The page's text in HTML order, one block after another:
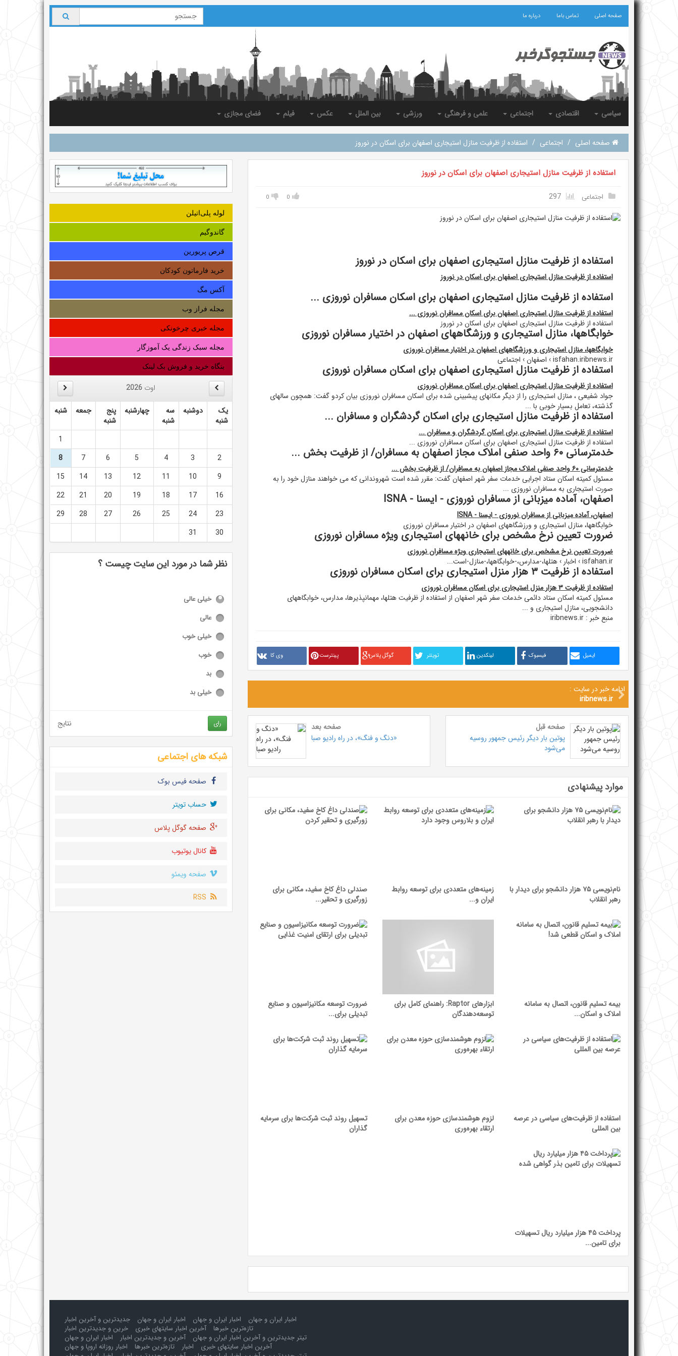
صفحه اصلی تماس باما درباره ما
سیاسی اقتصادی اجتماعی علمی و فرهنگی ورزشی بین الملل عکس فیلم فضای مجازی
صفحه اصلی / اجتماعی / استفاده از ظرفیت منازل استیجاری اصفهان برای اسکان در نوروز
استفاده از ظرفیت منازل استیجاری اصفهان برای اسکان در نوروز
اجتماعی 0
0
استفاده از ظرفیت منازل استیجاری اصفهان برای اسکان در نوروز
استفاده از ظرفیت منازل استیجاری اصفهان برای اسکان در نوروز
استفاده از ظرفیت منازل استیجاری اصفهان برای اسکان مسافران نوروزی ...
استفاده از ظرفیت منازل استیجاری اصفهان برای اسکان مسافران نوروزی ...
استفاده از ظرفیت منازل استیجاری اصفهان برای اسکان در نوروز
خوابگاهها، منازل استیجاری و ورزشگاههای اصفهان در اختیار مسافران نوروزی
خوابگاهها، منازل استیجاری و ورزشگاههای اصفهان در اختیار مسافران نوروزی
isfahan.iribnews.ir › اصفهان › اجتماعی
استفاده از ظرفیت منازل استیجاری اصفهان برای اسکان مسافران نوروزی
استفاده از ظرفیت منازل استیجاری اصفهان برای اسکان مسافران نوروزی
جواد شفیعی ، منازل استیجاری را از دیگر مکانهای پیشبینی شده برای اسکان مسافران نوروزی بیان کردو گفت: همچون سالهای
گذشته، تعامل بسیار خوبی با ...
استفاده از ظرفیت منازل استیجاری برای اسکان گردشگران و مسافران ...
استفاده از ظرفیت منازل استیجاری برای اسکان گردشگران و مسافران ...
استفاده از ظرفیت منازل استیجاری اصفهان برای اسکان مسافران نوروزی ...
خدمترسانی ۶۰ واحد صنفی املاک مجاز اصفهان به مسافران/ از ظرفیت بخش ...
خدمترسانی ۶۰ واحد صنفی املاک مجاز اصفهان به مسافران/ از ظرفیت بخش ...
مسئول کمیته اسکان ستاد اجرایی خدمات سفر شهر اصفهان گفت: مقرر شده است شهروندانی که می خواهند منازل خود را به
صورت استیجاری به مسافران نوروزی ...
اصفهان، آماده میزبانی از مسافران نوروزی - ایسنا - ISNA
اصفهان، آماده میزبانی از مسافران نوروزی - ایسنا - ISNA
خوابگاهها، منازل استیجاری و ورزشگاههای اصفهان در اختیار مسافران نوروزی
ضرورت تعیین نرخ مشخص برای خانههای استیجاری ویژه مسافران نوروزی
ضرورت تعیین نرخ مشخص برای خانههای استیجاری ویژه مسافران نوروزی
isfahan.ir › اخبار › هتلها،-مدارس،-خوابگاهها،-منازل-است...
استفاده از ظرفیت ۳ هزار منزل استیجاری برای اسکان مسافران نوروزی
استفاده از ظرفیت ۳ هزار منزل استیجاری برای اسکان مسافران نوروزی
مسئول کمیته اسکان ستاد دائمی خدمات سفر شهر اصفهان از استفاده از ظرفیت هتلها، مهمانپذیرها، مدارس، خوابگاههای
دانشجویی، منازل استیجاری و ...
منبع خبر : iribnews.ir
ایمیل فیسبوک لینکدین تويتنر گوگل پلاس پینترست وی کا
ادامه خبر در سایت :
iribnews.ir
صفحه قبل
پوتین بار دیگر رئیس جمهور روسیه
می‌شود
صفحه بعد
«دنگ و فنگ»، در راه رادیو صبا
موارد پیشنهادی
نام‌نویسی ۷۵ هزار دانشجو برای دیدار با
رهبر انقلاب
زمینه‌های متعددی برای توسعه روابط
ایران و...
صندلی داغ کاخ سفید، مکانی برای
زورگیری و تحقیر...
بیمه تسلیم قانون، اتصال به سامانه
املاک و اسکان...
ابزارهای Raptor: راهنمای کامل برای
توسعه‌دهندگان
ضرورت توسعه مکانیزاسیون و صنایع
تبدیلی برای...
استفاده از ظرفیت‌های سیاسی در عرصه
بین المللی
لزوم هوشمندسازی حوزه معدن برای
ارتقاء بهره‌وری
تسهیل روند ثبت شرکت‌ها برای سرمایه
گذاران
پرداخت ۴۵ هزار میلیارد ریال تسهیلات
برای تامین...
لوله‌ پلی‌اتیلن
گاندوگیم
قرص پریورین
خرید فارماتون کودکان
آکس مگ
مجله فراز وب
مجله خبری چرخونکی
مجله سبک زندگی یک آموزگار
بنگاه خرید و فروش بک لینک
اوت 2026
یک
شنبه
دوشنبه
سه
شنبه
چهارشنبه
پنج
شنبه
جمعه شنبه
1
2
3
4
5
6
7
8
9
10
11
12
13
14
15
16
17
18
19
20
21
22
23
24
25
26
27
28
29
30
31
نظر شما در مورد این سایت چیست ؟
خیلی عالی
عالی
خیلی خوب
خوب
بد
خیلی بد
رای نتایج
شبکه های اجتماعی
صفحه فیس بوک
حساب تويتر
صفحه گوگل پلاس
کانال یوتیوب
صفحه ویمئو
اخبار ایران و جهان اخبار ایران و جهان اخبار ایران و جهان
جدیدترین و آخرین اخبار
تازه‌ترین خبرها
آخرین اخبار سایتهای خبری
خرین و جدیدترین اخبار
تیتر جدیدترین و آخرین اخبار ایران و جهان
آخرین و جدیدترین اخبار
اخبار ایران و جهان
آخرین اخبار سایتهای خبری
اخبار تازه‌ترین خبرها
اخبار روزانه اروپا و جهان